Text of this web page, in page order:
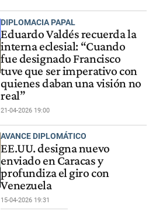
DIPLOMACIA PAPAL
Eduardo Valdés recuerda la
interna eclesial: “Cuando
fue designado Francisco
tuve que ser imperativo con
quienes daban una visión no
real”
21-04-2026 19:00
AVANCE DIPLOMÁTICO
EE.UU. designa nuevo
enviado en Caracas y
profundiza el giro con
Venezuela
15-04-2026 19:31